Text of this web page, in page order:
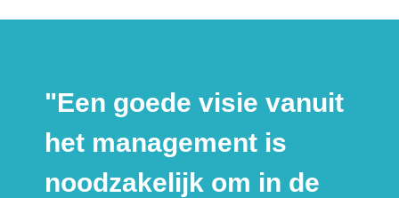
"Een goede visie vanuit
het management is
noodzakelijk om in de